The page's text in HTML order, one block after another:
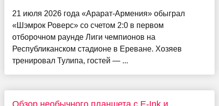
21 июля 2026 года «Арарат-Армения» обыграл
«Шэмрок Роверс» со счетом 2:0 в первом
отборочном раунде Лиги чемпионов на
Республиканском стадионе в Ереване. Хозяев
тренировал Тулипа, гостей — ...
Обзор необычного планшета с E-Ink и